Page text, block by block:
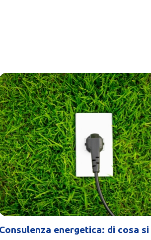
energetica: di cosa